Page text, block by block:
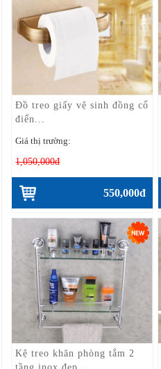
Đồ treo giấy vệ sinh đồng cổ
điển...
Giá thị trường:
1,050,000đ
550,000đ
Kệ treo khăn phòng tắm 2